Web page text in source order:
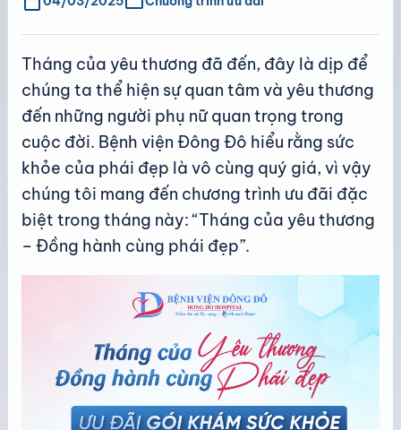
Tháng của yêu thương đã đến, đây là dịp để
chúng ta thể hiện sự quan tâm và yêu thương
đến những người phụ nữ quan trọng trong
cuộc đời. Bệnh viện Đông Đô hiểu rằng sức
khỏe của phái đẹp là vô cùng quý giá, vì vậy
chúng tôi mang đến chương trình ưu đãi đặc
biệt trong tháng này: “Tháng của yêu thương
– Đồng hành cùng phái đẹp”.